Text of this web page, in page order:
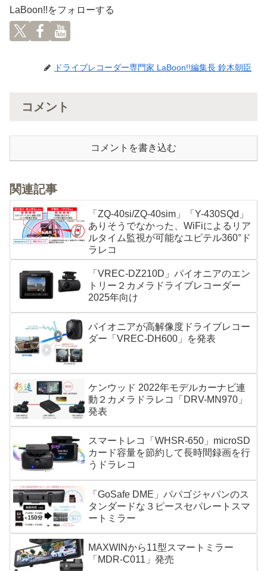
LaBoon!!をフォローする
ドライブレコーダー専門家 LaBoon!!編集長 鈴木朝臣
コメント
コメントを書き込む
関連記事
「ZQ-40si/ZQ-40sim」「Y-430SQd」
ありそうでなかった、WiFiによるリア
ルタイム監視が可能なユピテル360°ド
ラレコ
「VREC-DZ210D」パイオニアのエン
トリー２カメラドライブレコーダー
2025年向け
パイオニアが高解像度ドライブレコー
ダー「VREC-DH600」を発表
ケンウッド 2022年モデルカーナビ連
動２カメラドラレコ「DRV-MN970」
発表
スマートレコ「WHSR-650」microSD
カード容量を節約して長時間録画を行
うドラレコ
「GoSafe DME」パパゴジャパンのス
タンダードな３ピースセパレートスマ
ートミラー
MAXWINから11型スマートミラー
「MDR-C011」発売